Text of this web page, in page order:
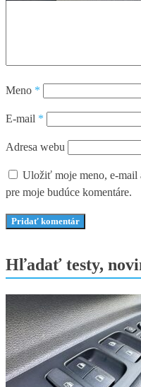
Meno *
E-mail *
Adresa webu
Uložiť moje meno, e-mail
pre moje budúce komentáre.
Hľadať testy,
Hľadať:
Aktuálne